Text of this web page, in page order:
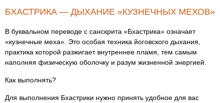
​БХАСТРИКА — ДЫХАНИЕ «КУЗНЕЧНЫХ МЕХОВ»
В буквальном переводе с санскрита «Бхастрика» означает
«кузнечные меха». Это особая техника йоговского дыхания,
практика которой разжигает внутреннее пламя, тем самым
наполняя физическую оболочку и разум жизненной энергией.
Как выполнять?
Для выполнения Бхастрики нужно принять удобное для вас